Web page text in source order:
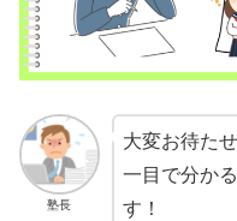
塾長
大変お待た
一目で分か
す！